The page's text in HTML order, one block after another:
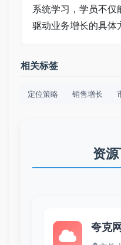
系统学习，学员不
驱动业务增长的具体
相关标签
定位策略 销售增长
资
夸克